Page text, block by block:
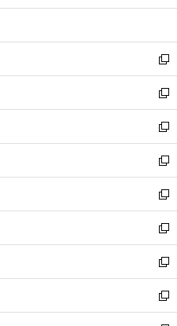
開
ウ
開
く
ン
ウ
で
開
く
ウ
ン
ド
ウ
で
開
く
新
し
い
ウ
ィ
ン
ド
ウ
で
開
く
新
し
い
ウ
ィ
ン
ド
ウ
で
開
く
新
し
い
ウ
ィ
ン
ド
ウ
で
開
く
新
し
い
ウ
ィ
ン
ド
ウ
で
開
新
し
い
ウ
ィ
ン
ド
ウ
新
し
い
ウ
ィ
ン
新
し
い
ウ
新
し